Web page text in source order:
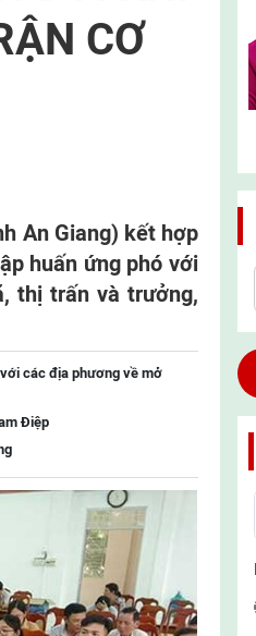
CƠ
An Giang) kết hợp
huấn ứng phó với
thị trấn và trưởng,
các địa phương về mở
Điệp